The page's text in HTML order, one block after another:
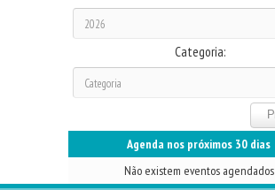
Categoria:
Agenda nos próximos 30 dias
Não existem eventos agendados